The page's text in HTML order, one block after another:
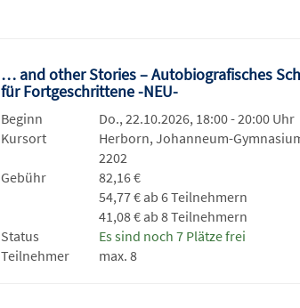
… and other Stories – Autobiografisches
für Fortgeschrittene -NEU-
Beginn
Do., 22.10.2026, 18:00 - 20:00 Uhr
Kursort
Herborn, Johanneum-
2202
Gebühr
82,16 €
54,77 € ab 6 Teilnehmern
41,08 € ab 8 Teilnehmern
Status
Es sind noch 7 Plätze frei
Teilnehmer
max. 8